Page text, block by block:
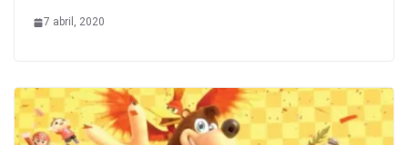
7 abril, 2020